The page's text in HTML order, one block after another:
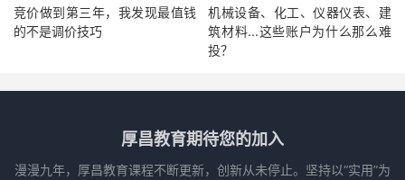
竞价做到第三年，我发现最值钱
的不是调价技巧
机械设备、化工、仪器仪表、建
筑材料...这些账户为什么那么难
投？
厚昌教育期待您的加入
漫漫九年，厚昌教育课程不断更新，创新从未停止。坚持以“实用”为